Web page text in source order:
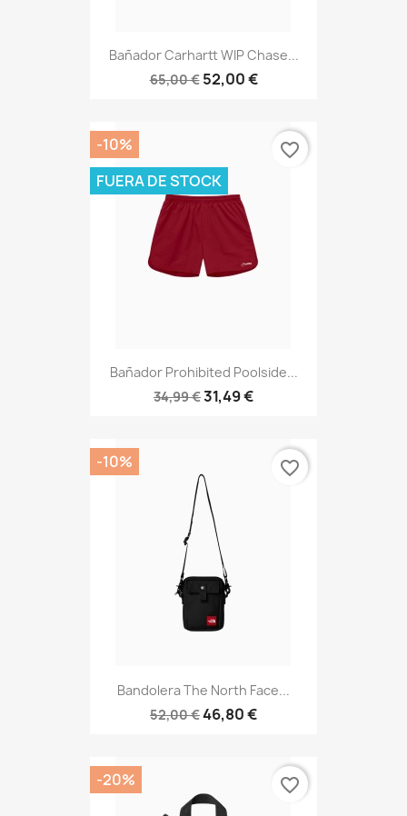
Bañador Carhartt WIP Chase...
65,00 € 52,00 €
Bañador Prohibited Poolside...
34,99 €31,49 €
-10%
FUERA DE STOCK
favorite_border
Bandolera The North Face...
52,00 €46,80 €
-10% favorite_border
-20% favorite_border